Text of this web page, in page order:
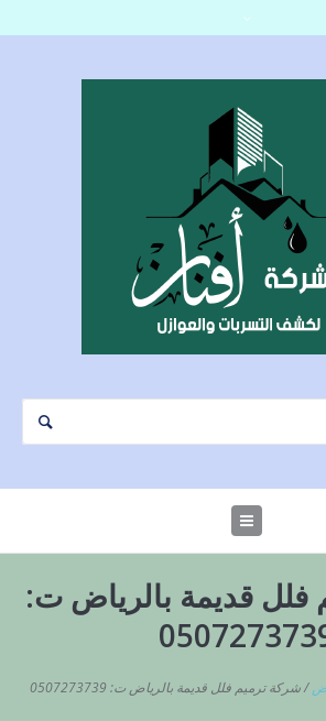
فلل قديمة بالرياض ت:
/شركة ترميم فلل قديمة بالرياض ت: 0507273739